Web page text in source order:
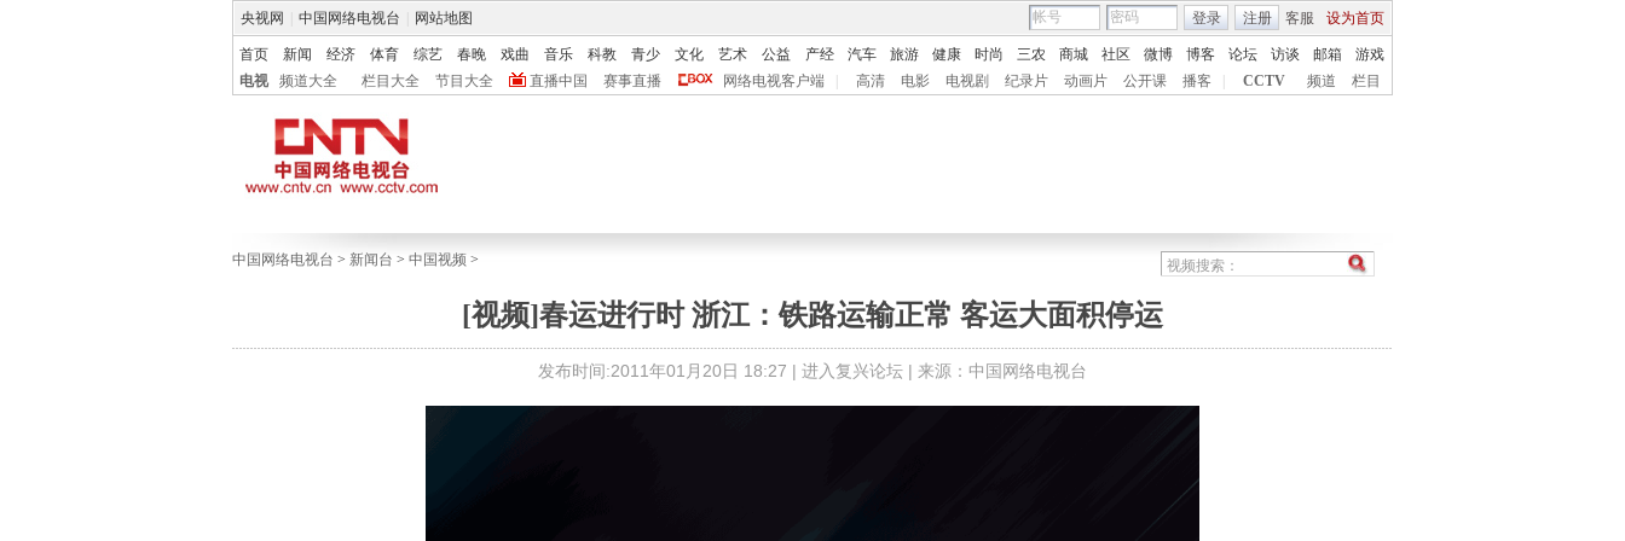
央视网 中国网络电视台 网站地图 客服 设为首页
登录 注册
首页 新闻 经济 体育 综艺 春晚 戏曲 音乐 科教 青少 文化 艺术 公益 产经 汽车 旅游 健康 时尚 三农 商城 社区 微博 博客 论坛 访谈 邮箱
游戏
电视
频道大全 栏目大全 节目大全 直播中国 赛事直播 网络电视客户端 高清 电影 电视剧 纪录片 动画片 公开课 播客 CCTV 频道 栏目
中国网络电视台 > 新闻台 > 中国视频 >
[视频]春运进行时 浙江：铁路运输正常 客运大面积停运
发布时间:2011年01月20日 18:27 | 进入复兴论坛 | 来源：中国网络电视台